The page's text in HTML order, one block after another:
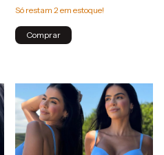
Só restam 2em estoque!
Comprar